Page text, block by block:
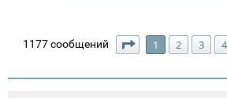
1177 сообщений Страница из
1 2 3 4